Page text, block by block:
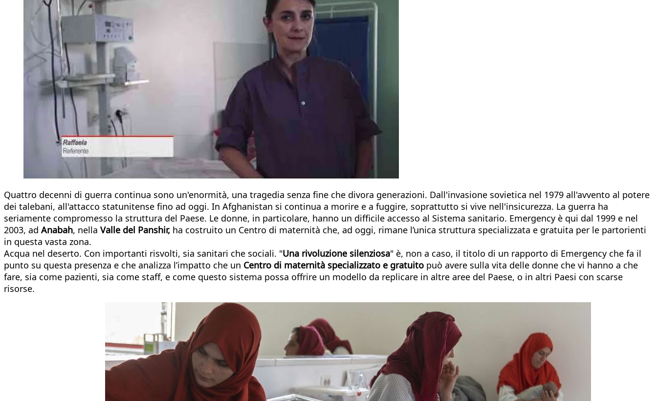
Quattro decenni di guerra continua sono un'enormità, una tragedia senza fine che divora generazioni. Dall'invasione sovietica nel 1979 all'avvento al potere
dei talebani, all'attacco statunitense fino ad oggi. In Afghanistan si continua a morire e a fuggire, soprattutto si vive nell'insicurezza. La guerra ha
seriamente compromesso la struttura del Paese. Le donne, in particolare, hanno un difficile accesso al Sistema sanitario. Emergency è qui dal 1999 e nel
2003, ad Anabah, nella Valle del Panshir, ha costruito un Centro di maternità che, ad oggi, rimane l’unica struttura specializzata e gratuita per le partorienti
in questa vasta zona.
Acqua nel deserto. Con importanti risvolti, sia sanitari che sociali. "Una rivoluzione silenziosa" è, non a caso, il titolo di un rapporto di Emergency che fa il
punto su questa presenza e che analizza l’impatto che un Centro di maternità specializzato e gratuito può avere sulla vita delle donne che vi hanno a che
fare, sia come pazienti, sia come staff, e come questo sistema possa offrire un modello da replicare in altre aree del Paese, o in altri Paesi con scarse
risorse.